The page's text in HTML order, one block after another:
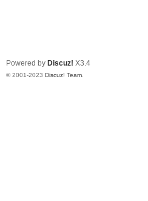
Powered by Discuz! X3.4
© 2001-2023 Discuz! Team